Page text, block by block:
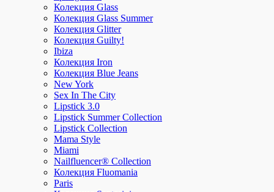
Колекция Glass
Колекция Glass Summer
Колекция Glitter
Колекция Guilty!
Ibiza
Колекция Iron
Колекция Blue Jeans
New York
Sex In The City
Lipstick 3.0
Lipstick Summer Collection
Lipstick Collection
Mama Style
Miami
Nailfluencer® Collection
Колекция Fluomania
Paris